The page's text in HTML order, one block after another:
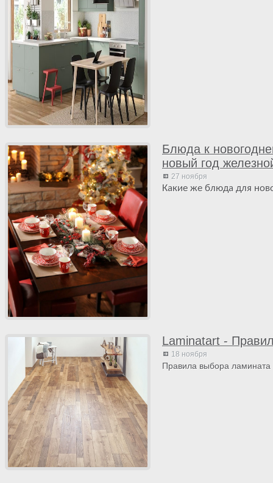
Блюда к
новый год
27 ноября
Какие же блюда для
Laminatart -
18 ноября
Правила выбора ламината